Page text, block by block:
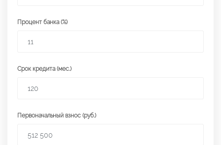
Процент банка (%)
Срок кредита (мес.)
Первоначальный взнос (руб.)